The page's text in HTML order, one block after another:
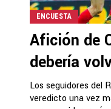
ENCUESTA
Afición de
debería
Los seguidores del
veredicto una vez